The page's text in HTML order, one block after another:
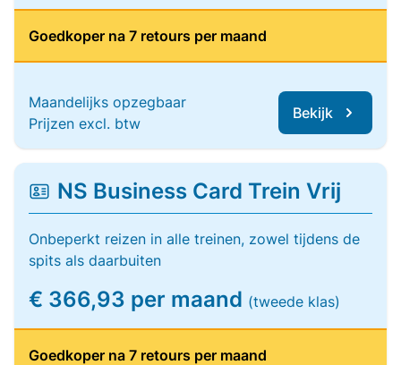
Goedkoper na 7 retours per maand
Maandelijks opzegbaar
Prijzen excl. btw
Bekijk
NS Business Card Trein Vrij
Onbeperkt reizen in alle treinen, zowel tijdens de
spits als daarbuiten
€ 366,93 per maand (tweede klas)
Goedkoper na 7 retours per maand